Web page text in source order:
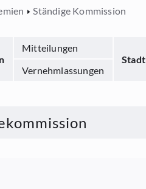
Ständige Kommission
Mitteilungen
Stadt
Vernehmlassungen